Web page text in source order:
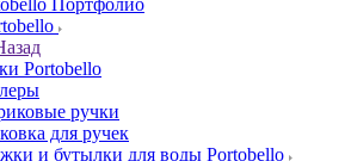
Портфолио
Portobello
ручки
для ручек
и бутылки для воды Portobello